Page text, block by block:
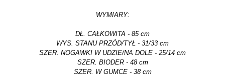
WYMIARY:
DŁ. CAŁKOWITA - 85 cm
WYS. STANU PRZÓD/TYŁ - 31/33 cm
SZER. NOGAWKI W UDZIE/NA DOLE - 25/14 cm
SZER. BIODER - 48 cm
SZER. W GUMCE - 38 cm